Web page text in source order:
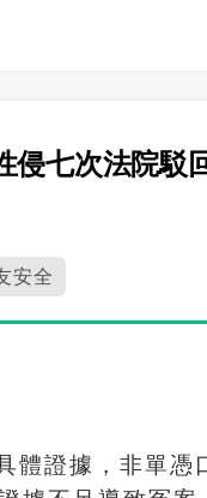
侵七次法院駁
安全
證據，非單憑